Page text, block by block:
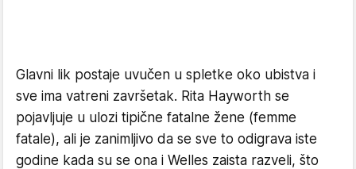
Glavni lik postaje uvučen u spletke oko ubistva i
sve ima vatreni završetak. Rita Hayworth se
pojavljuje u ulozi tipične fatalne žene (femme
fatale), ali je zanimljivo da se sve to odigrava iste
godine kada su se ona i Welles zaista razveli, što